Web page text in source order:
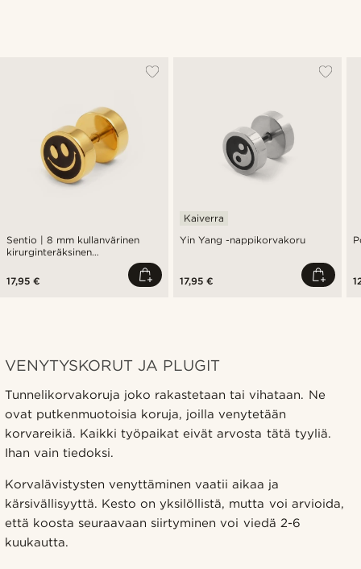
Sentio | 8 mm kullanvärinen
kirurginteräksinen
17,95 €
Yin Yang -nappikorvakoru
Kaiverra
17,95 €
VENYTYSKORUT JA PLUGIT
Tunnelikorvakoruja joko rakastetaan tai vihataan. Ne
ovat putkenmuotoisia koruja, joilla venytetään
korvareikiä. Kaikki työpaikat eivät arvosta tätä tyyliä.
Ihan vain tiedoksi.
Korvalävistysten venyttäminen vaatii aikaa ja
kärsivällisyyttä. Kesto on yksilöllistä, mutta voi arvioida,
että koosta seuraavaan siirtyminen voi viedä 2-6
kuukautta.